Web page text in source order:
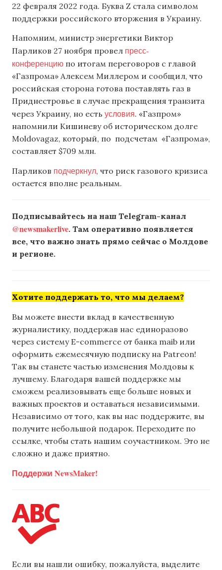
22 февраля 2022 года. Буква Z стала символом
поддержки российского вторжения в Украину.
Напомним, министр энергетики Виктор
Парликов 27 ноября провел пресс-
конференцию по итогам переговоров с главой
«Газпрома» Алексем Миллером и сообщил, что
российская сторона готова поставлять газ в
Приднестровье в случае прекращения транзита
через Украину, но есть условия. «Газпром»
напомнили Кишиневу об историческом долге
Moldovagaz, который, по подсчетам «Газпрома»,
составляет $709 млн.
Парликов подчеркнул, что риск газового кризиса
остается вполне реальным.
Подписывайтесь на наш Telegram-канал
@newsmakerlive. Там оперативно появляется
все, что важно знать прямо сейчас о Молдове
и регионе.
Хотите поддержать то, что мы делаем?
Вы можете внести вклад в качественную
журналистику, поддержав нас единоразово
через систему E-commerce от банка maib или
оформить ежемесячную подписку на Patreon!
Так вы станете частью изменения Молдовы к
лучшему. Благодаря вашей поддержке мы
сможем реализовывать еще больше новых и
важных проектов и оставаться независимыми.
Независимо от того, как вы нас поддержите, вы
получите небольшой подарок. Переходите по
ссылке, чтобы стать нашим соучастником. Это не
сложно и даже приятно.
Поддержи NewsMaker!
Если вы нашли ошибку, пожалуйста, выделите